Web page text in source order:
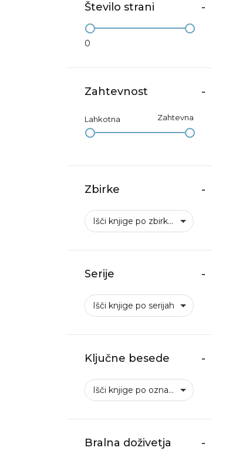
Število strani -
0
Zahtevnost -
Lahkotna Zahtevna
Zbirke -
Išči knjige po zbirkah
Serije -
Išči knjige po serijah
Ključne besede -
Išči knjige po oznakah
Bralna doživetja -